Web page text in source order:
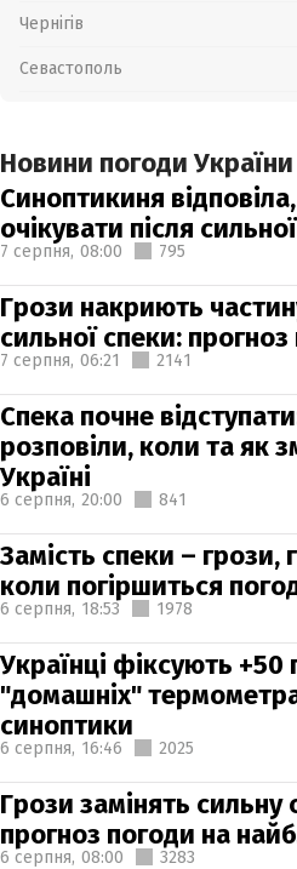
Чернігів
Севастополь
Новини погоди України
Синоптикиня
очікувати після
7 серпня, 08:00 795
Грози накриють
сильної спеки:
7 серпня, 06:21 2141
Спека почне
розповіли, коли та як
Україні
6 серпня, 20:00 841
Замість спеки – грози,
коли погіршиться
6 серпня, 18:53 1978
Українці фіксують +50
"домашніх"
синоптики
6 серпня, 16:46 2025
Грози замінять сильну
прогноз погоди на
6 серпня, 08:00 3283